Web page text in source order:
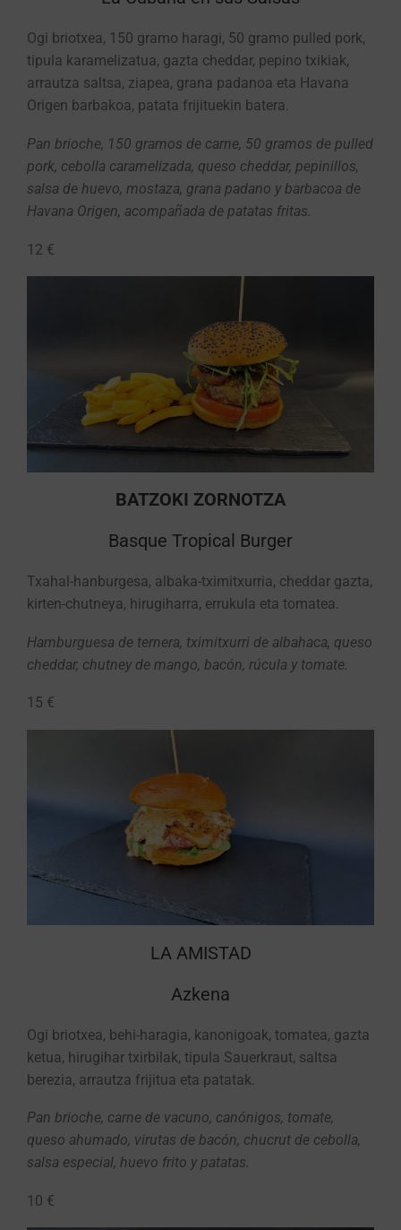
Ogi briotxea, 150 gramo haragi, 50 gramo pulled pork,
tipula karamelizatua, gazta cheddar, pepino txikiak,
arrautza saltsa, ziapea, grana padanoa eta Havana
Origen barbakoa, patata frijituekin batera.
Pan brioche, 150 gramos de carne, 50 gramos de pulled
pork, cebolla caramelizada, queso cheddar, pepinillos,
salsa de huevo, mostaza, grana padano y barbacoa de
Havana Origen, acompañada de patatas fritas.
12 €
BATZOKI ZORNOTZA
Basque Tropical Burger
Txahal-hanburgesa, albaka-tximitxurria, cheddar gazta,
kirten-chutneya, hirugiharra, errukula eta tomatea.
Hamburguesa de ternera, tximitxurri de albahaca, queso
cheddar, chutney de mango, bacón, rúcula y tomate.
15 €
LA AMISTAD
Azkena
Ogi briotxea, behi-haragia, kanonigoak, tomatea, gazta
ketua, hirugihar txirbilak, tipula Sauerkraut, saltsa
berezia, arrautza frijitua eta patatak.
Pan brioche, carne de vacuno, canónigos, tomate,
queso ahumado, virutas de bacón, chucrut de cebolla,
salsa especial, huevo frito y patatas.
10 €